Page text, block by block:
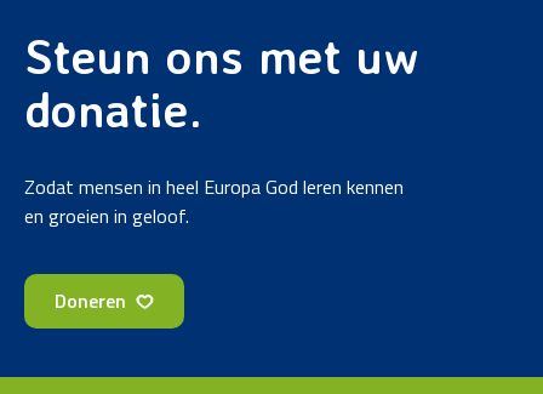
Steun ons met uw
donatie.
Zodat mensen in heel Europa God leren kennen
en groeien in geloof.
Doneren